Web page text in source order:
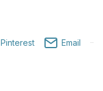
Pinterest Email